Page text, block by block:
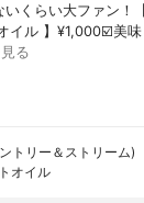
くらい大ファン！
イル 】¥1,000☑️美
る
トリー＆ストリーム)
オイル